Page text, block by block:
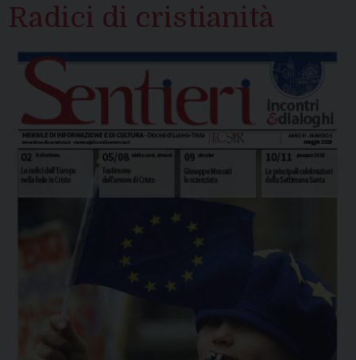
Radici di cristianità